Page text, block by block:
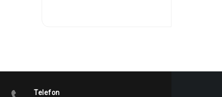
Telefon